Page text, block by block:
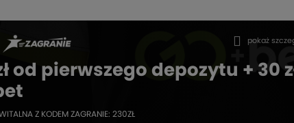
od pierwszego depozytu + 30
Z KODEM ZAGRANIE: 230ZŁ
pokaż